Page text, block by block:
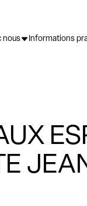
nous Informations